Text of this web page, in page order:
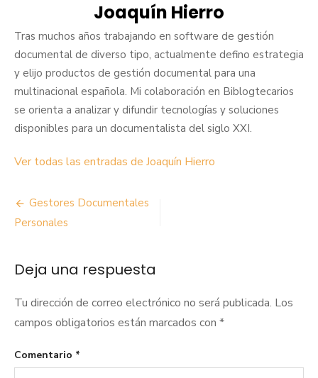
Joaquín Hierro
Tras muchos años trabajando en software de gestión
documental de diverso tipo, actualmente defino estrategia
y elijo productos de gestión documental para una
multinacional española. Mi colaboración en Biblogtecarios
se orienta a analizar y difundir tecnologías y soluciones
disponibles para un documentalista del siglo XXI.
Ver todas las entradas de Joaquín Hierro
Navegación
de
Gestores Documentales
Personales
Deja una respuesta
Tu dirección de correo electrónico no será publicada. Los
campos obligatorios están marcados con *
Comentario *